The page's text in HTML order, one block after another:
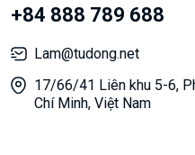
+84 888 789 688
Lam@tudong.net
17/66/41 Liên khu 5-6,
Chí Minh, Việt Nam